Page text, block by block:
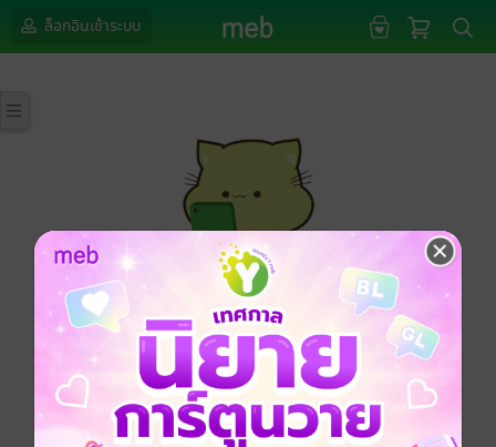
ล็อกอินเข้าระบบ
กรุณาเข้าสู่ระบบก่อนดำเนินรายการด้วยค่ะ
ล็อกอินเข้าระบบ